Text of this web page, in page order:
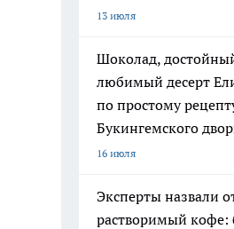
13 июля
Шоколад,
любимый десерт
по простому
Букингемского
16 июля
Эксперты назвали
растворимый кофе: